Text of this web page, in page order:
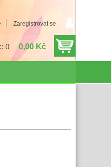
Zaregistrovat se
0 0,00 Kč